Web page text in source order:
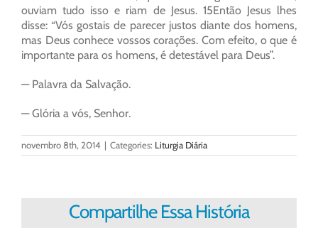
ouviam tudo isso e riam de Jesus. 15Então Jesus lhes
disse: “Vós gostais de parecer justos diante dos homens,
mas Deus conhece vossos corações. Com efeito, o que é
importante para os homens, é detestável para Deus”.
— Palavra da Salvação.
— Glória a vós, Senhor.
novembro 8th, 2014 | Categories: Liturgia Diária
Compartilhe Essa História